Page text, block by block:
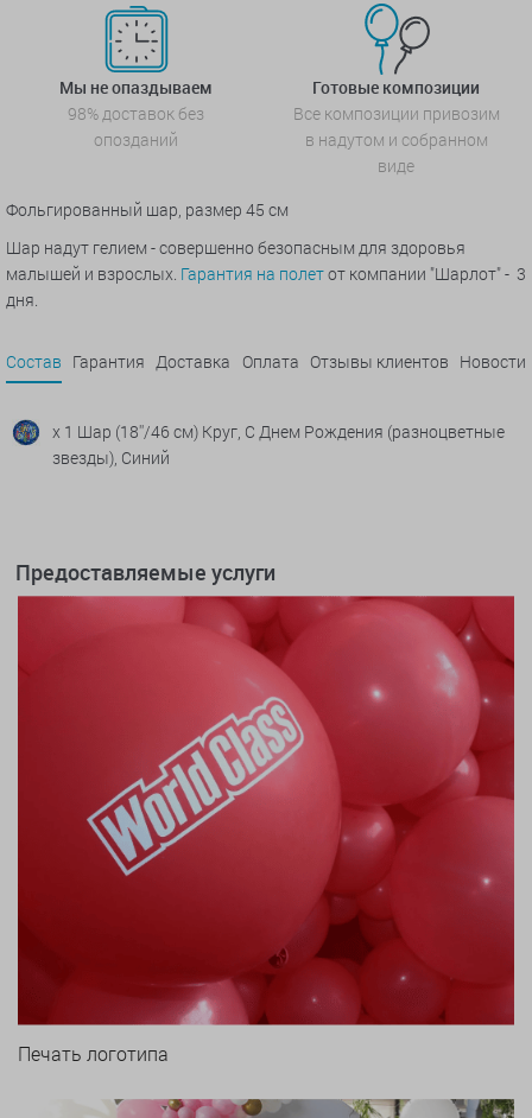
Мы не опаздываем
98% доставок без
опозданий
Готовые композиции
Все композиции привозим
в надутом и собранном
виде
Фольгированный шар, размер 45 см
Шар надут гелием - совершенно безопасным для здоровья
малышей и взрослых. Гарантия на полетот компании "Шарлот" - 3
дня.
Состав Гарантия Доставка Оплата Отзывы клиентов Новости
x 1 Шар (18''/46 см) Круг, С Днем Рождения (разноцветные
звезды), Синий
Предоставляемые услуги
Печать логотипа